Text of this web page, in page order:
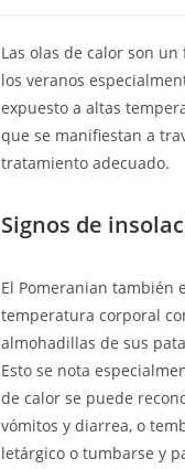
Las olas de calor son
los veranos
expuesto a altas
que se manifiestan a
tratamiento adecuado.
Signos de
El Pomeranian también
temperatura corporal
almohadillas de sus
Esto se nota
de calor se puede
vómitos y diarrea, o
letárgico o tumbarse y